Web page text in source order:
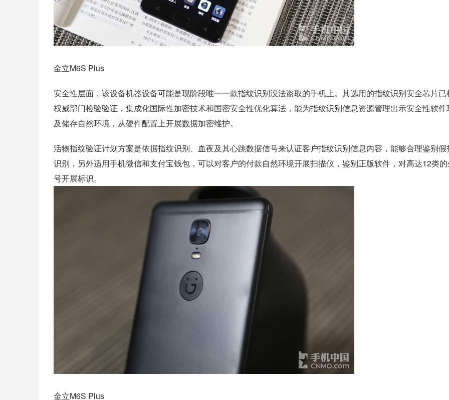
金立M6S Plus
安全性层面，该设备机器设备可能是现阶段唯一一款指纹识别没法盗取的手机上。其选用的指纹识别安全芯片已
权威部门检验验证，集成化国际性加密技术和国密安全性优化算法，能为指纹识别信息资源管理出示安全性软件
及储存自然环境，从硬件配置上开展数据加密维护。
活物指纹验证计划方案是依据指纹识别、血夜及其心跳数据信号来认证客户指纹识别信息内容，能够合理鉴别假
识别，另外适用手机微信和支付宝钱包，可以对客户的付款自然环境开展扫描仪，鉴别正版软件，对高达12类
号开展标识。
金立M6S Plus